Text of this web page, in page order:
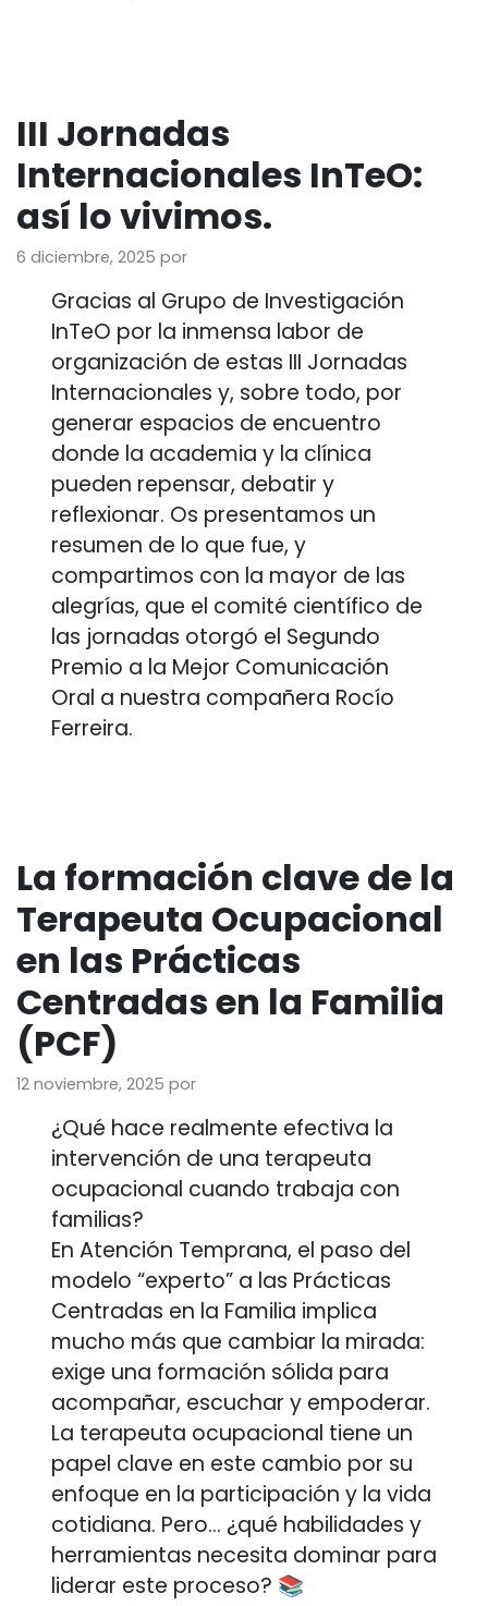
III Jornadas
Internacionales InTeO:
así lo vivimos.
6 diciembre, 2025 por
Gracias al Grupo de Investigación
InTeO por la inmensa labor de
organización de estas III Jornadas
Internacionales y, sobre todo, por
generar espacios de encuentro
donde la academia y la clínica
pueden repensar, debatir y
reflexionar. Os presentamos un
resumen de lo que fue, y
compartimos con la mayor de las
alegrías, que el comité científico de
las jornadas otorgó el Segundo
Premio a la Mejor Comunicación
Oral a nuestra compañera Rocío
Ferreira.
La formación clave de la
Terapeuta Ocupacional
en las Prácticas
Centradas en la Familia
(PCF)
12 noviembre, 2025 por
¿Qué hace realmente efectiva la
intervención de una terapeuta
ocupacional cuando trabaja con
familias?
En Atención Temprana, el paso del
modelo “experto” a las Prácticas
Centradas en la Familia implica
mucho más que cambiar la mirada:
exige una formación sólida para
acompañar, escuchar y empoderar.
La terapeuta ocupacional tiene un
papel clave en este cambio por su
enfoque en la participación y la vida
cotidiana. Pero… ¿qué habilidades y
herramientas necesita dominar para
liderar este proceso? 📚